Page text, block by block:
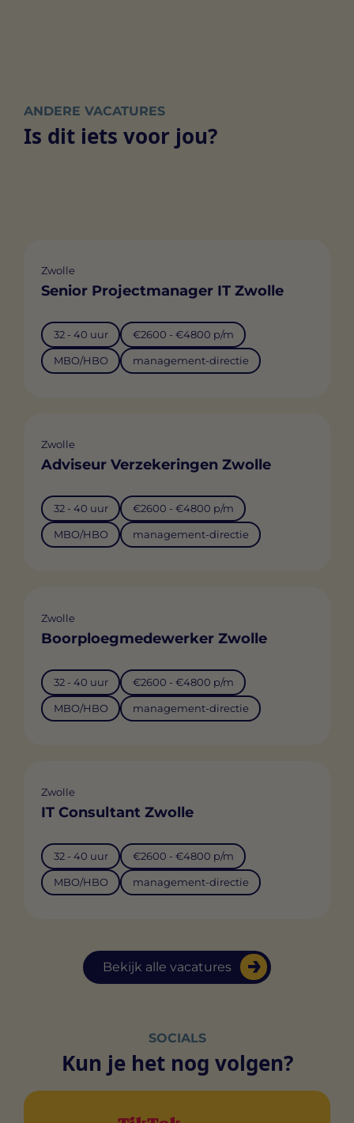
ANDERE VACATURES
Is dit iets voor jou?
Bekijk alle vacatures
Zwolle
Senior Projectmanager IT Zwolle
32 - 40 uur €2600 - €4800 p/m
MBO/HBO management-directie
Zwolle
Adviseur Verzekeringen Zwolle
32 - 40 uur €2600 - €4800 p/m
MBO/HBO management-directie
Zwolle
Boorploegmedewerker Zwolle
32 - 40 uur €2600 - €4800 p/m
MBO/HBO management-directie
Zwolle
IT Consultant Zwolle
32 - 40 uur €2600 - €4800 p/m
MBO/HBO management-directie
SOCIALS
Kun je het nog volgen?